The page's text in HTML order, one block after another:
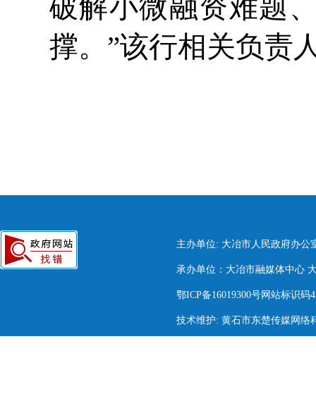
破解小微融资难题
撑。”该行相关负责
主办单位: 大冶市人民政府办公
承办单位：大冶市融媒体中心
鄂ICP备16019300号网站标识码
技术维护: 黄石市东楚传媒网络